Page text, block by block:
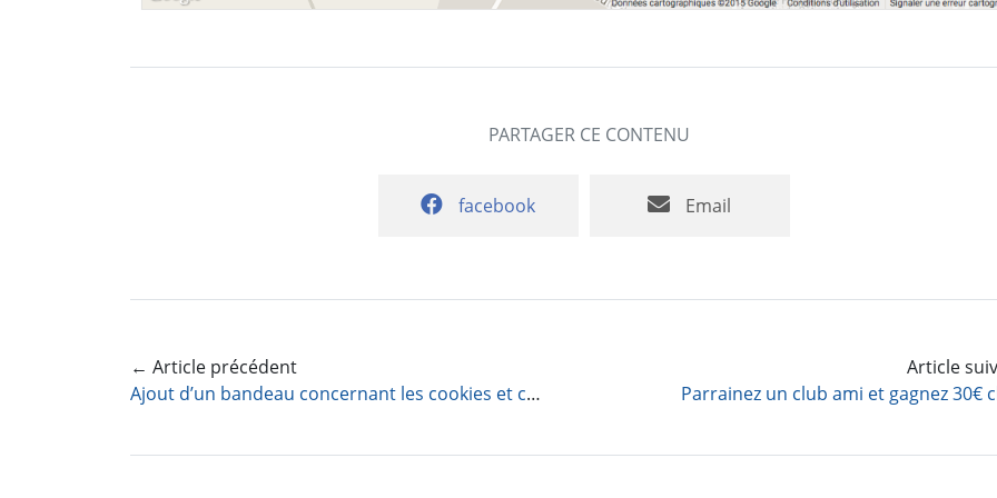
PARTAGER CE CONTENU
facebook Email
← Article précédent
Ajout d’un bandeau concernant les cookies et carte Google sur votre site
Article
Parrainez un club ami et gagnez 30€